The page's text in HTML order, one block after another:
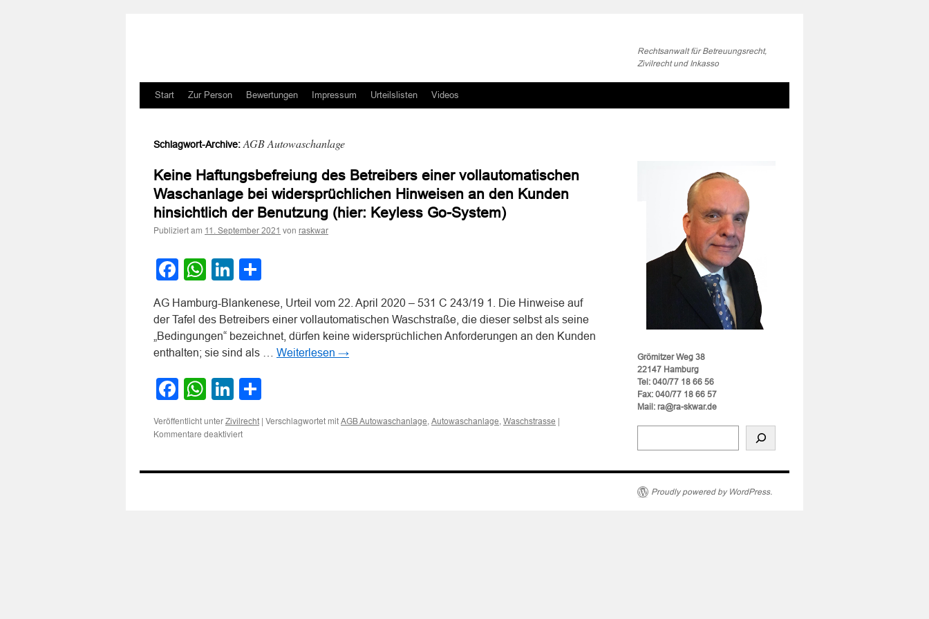
Rechtsanwalt für Betreuungsrecht,
Zivilrecht und Inkasso
Zum
springen
Start Zur Person Bewertungen Impressum Urteilslisten Videos
Schlagwort-Archive: AGB Autowaschanlage
Keine Haftungsbefreiung des Betreibers einer vollautomatischen
Waschanlage bei widersprüchlichen Hinweisen an den Kunden
hinsichtlich der Benutzung (hier: Keyless Go-System)
Publiziert am 11. September 2021 von raskwar
Facebook
WhatsApp
LinkedIn
AG Hamburg-Blankenese, Urteil vom 22. April 2020 – 531 C 243/19 1. Die Hinweise auf
der Tafel des Betreibers einer vollautomatischen Waschstraße, die dieser selbst als seine
„Bedingungen“ bezeichnet, dürfen keine widersprüchlichen Anforderungen an den Kunden
enthalten; sie sind als … Weiterlesen →
Facebook
WhatsApp
LinkedIn
Veröffentlicht unter Zivilrecht | Verschlagwortet mit AGB Autowaschanlage, Autowaschanlage, Waschstrasse |
Kommentare deaktiviertfür
des
Grömitzer Weg 38
22147 Hamburg
Tel: 040/77 18 66 56
Fax: 040/77 18 66 57
Mail: ra@ra-skwar.de
Proudly powered by WordPress.